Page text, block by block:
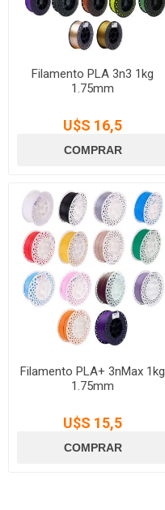
Filamento PLA 3n3 1kg
1.75mm
U$S 16,5
Filamento PLA+ 3nMax 1kg
1.75mm
U$S 15,5